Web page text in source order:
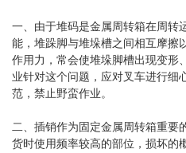
一、由于堆码是金属周转箱在周转
能，堆跺脚与堆垛槽之间相互摩擦
作用力，常会使堆垛脚槽出现变形
业针对这个问题，应对叉车进行细
范，禁止野蛮作业。
二、插销作为固定金属周转箱重要
货时使用频率较高的部位，损坏的